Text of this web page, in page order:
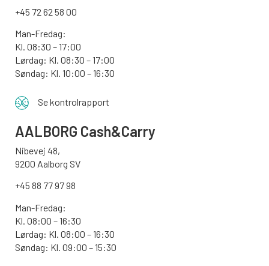
+45 72 62 58 00
Man-Fredag:
Kl. 08:30 – 17:00
Lørdag: Kl. 08:30 – 17:00
Søndag: Kl. 10:00 – 16:30
Se kontrolrapport
AALBORG Cash&Carry
Nibevej 48,
9200 Aalborg SV
+45 88 77 97 98
Man-Fredag:
Kl. 08:00 – 16:30
Lørdag: Kl. 08:00 – 16:30
Søndag: Kl. 09:00 – 15:30